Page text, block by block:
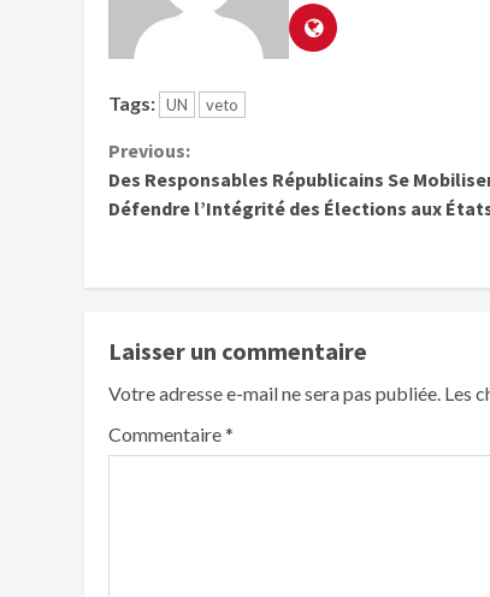
Tags: UN veto
Previous:
Des Responsables Républicains Se
Défendre l’Intégrité des Élections aux
Laisser un commentaire
Votre adresse e-mail ne sera pas publiée. Les
Commentaire*